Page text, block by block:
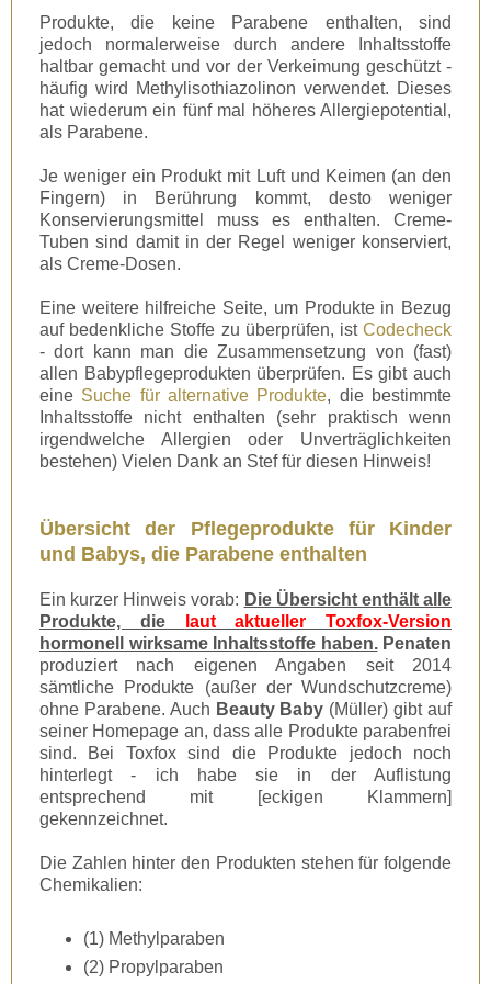
Produkte, die keine Parabene enthalten, sind
jedoch normalerweise durch andere Inhaltsstoffe
haltbar gemacht und vor der Verkeimung geschützt -
häufig wird Methylisothiazolinon verwendet. Dieses
hat wiederum ein fünf mal höheres Allergiepotential,
als Parabene.
Je weniger ein Produkt mit Luft und Keimen (an den
Fingern) in Berührung kommt, desto weniger
Konservierungsmittel muss es enthalten. Creme-
Tuben sind damit in der Regel weniger konserviert,
als Creme-Dosen.
Eine weitere hilfreiche Seite, um Produkte in Bezug
auf bedenkliche Stoffe zu überprüfen, ist Codecheck
- dort kann man die Zusammensetzung von (fast)
allen Babypflegeprodukten überprüfen. Es gibt auch
eine Suche für alternative Produkte, die bestimmte
Inhaltsstoffe nicht enthalten (sehr praktisch wenn
irgendwelche Allergien oder Unverträglichkeiten
bestehen) Vielen Dank an Stef für diesen Hinweis!
Übersicht der Pflegeprodukte für Kinder
und Babys, die Parabene enthalten
Ein kurzer Hinweis vorab: Die Übersicht enthält alle
Produkte, die
laut aktueller Toxfox-Version
hormonell wirksame Inhaltsstoffe haben. Penaten
produziert nach eigenen Angaben seit 2014
sämtliche Produkte (außer der Wundschutzcreme)
ohne Parabene. Auch Beauty Baby (Müller) gibt auf
seiner Homepage an, dass alle Produkte parabenfrei
sind. Bei Toxfox sind die Produkte jedoch noch
hinterlegt - ich habe sie in der Auflistung
entsprechend mit [eckigen Klammern]
gekennzeichnet.
Die Zahlen hinter den Produkten stehen für folgende
Chemikalien:
(1) Methylparaben
(2) Propylparaben